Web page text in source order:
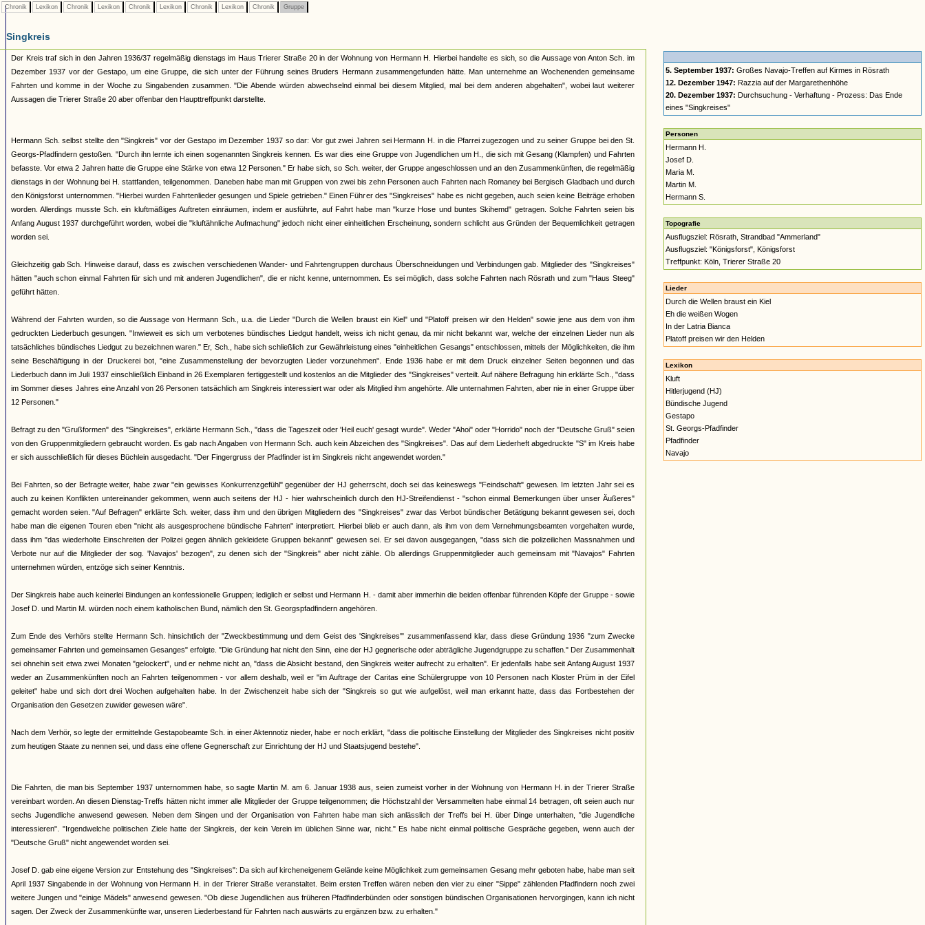
Chronik Lexikon Chronik Lexikon Chronik Lexikon Chronik Lexikon Chronik Gruppe
Singkreis
Der Kreis traf sich in den Jahren 1936/37 regelmäßig dienstags im Haus Trierer Straße 20 in der Wohnung von Hermann H. Hierbei handelte es sich, so die Aussage von Anton Sch. im
Dezember 1937 vor der Gestapo, um eine Gruppe, die sich unter der Führung seines Bruders Hermann zusammengefunden hätte. Man unternehme an Wochenenden gemeinsame
Fahrten und komme in der Woche zu Singabenden zusammen. "Die Abende würden abwechselnd einmal bei diesem Mitglied, mal bei dem anderen abgehalten", wobei laut weiterer
Aussagen die Trierer Straße 20 aber offenbar den Haupttreffpunkt darstellte.
Hermann Sch. selbst stellte den "Singkreis" vor der Gestapo im Dezember 1937 so dar: Vor gut zwei Jahren sei Hermann H. in die Pfarrei zugezogen und zu seiner Gruppe bei den St.
Georgs-Pfadfindern gestoßen. "Durch ihn lernte ich einen sogenannten Singkreis kennen. Es war dies eine Gruppe von Jugendlichen um H., die sich mit Gesang (Klampfen) und Fahrten
befasste. Vor etwa 2 Jahren hatte die Gruppe eine Stärke von etwa 12 Personen." Er habe sich, so Sch. weiter, der Gruppe angeschlossen und an den Zusammenkünften, die regelmäßig
dienstags in der Wohnung bei H. stattfanden, teilgenommen. Daneben habe man mit Gruppen von zwei bis zehn Personen auch Fahrten nach Romaney bei Bergisch Gladbach und durch
den Königsforst unternommen. "Hierbei wurden Fahrtenlieder gesungen und Spiele getrieben." Einen Führer des "Singkreises" habe es nicht gegeben, auch seien keine Beiträge erhoben
worden. Allerdings musste Sch. ein kluftmäßiges Auftreten einräumen, indem er ausführte, auf Fahrt habe man "kurze Hose und buntes Skihemd" getragen. Solche Fahrten seien bis
Anfang August 1937 durchgeführt worden, wobei die "kluftähnliche Aufmachung" jedoch nicht einer einheitlichen Erscheinung, sondern schlicht aus Gründen der Bequemlichkeit getragen
worden sei.
Gleichzeitig gab Sch. Hinweise darauf, dass es zwischen verschiedenen Wander- und Fahrtengruppen durchaus Überschneidungen und Verbindungen gab. Mitglieder des "Singkreises"
hätten "auch schon einmal Fahrten für sich und mit anderen Jugendlichen", die er nicht kenne, unternommen. Es sei möglich, dass solche Fahrten nach Rösrath und zum "Haus Steeg"
geführt hätten.
Während der Fahrten wurden, so die Aussage von Hermann Sch., u.a. die Lieder "Durch die Wellen braust ein Kiel" und "Platoff preisen wir den Helden" sowie jene aus dem von ihm
gedruckten Liederbuch gesungen. "Inwieweit es sich um verbotenes bündisches Liedgut handelt, weiss ich nicht genau, da mir nicht bekannt war, welche der einzelnen Lieder nun als
tatsächliches bündisches Liedgut zu bezeichnen waren." Er, Sch., habe sich schließlich zur Gewährleistung eines "einheitlichen Gesangs" entschlossen, mittels der Möglichkeiten, die ihm
seine Beschäftigung in der Druckerei bot, "eine Zusammenstellung der bevorzugten Lieder vorzunehmen". Ende 1936 habe er mit dem Druck einzelner Seiten begonnen und das
Liederbuch dann im Juli 1937 einschließlich Einband in 26 Exemplaren fertiggestellt und kostenlos an die Mitglieder des "Singkreises" verteilt. Auf nähere Befragung hin erklärte Sch., "dass
im Sommer dieses Jahres eine Anzahl von 26 Personen tatsächlich am Singkreis interessiert war oder als Mitglied ihm angehörte. Alle unternahmen Fahrten, aber nie in einer Gruppe über
12 Personen."
Befragt zu den "Grußformen" des "Singkreises", erklärte Hermann Sch., "dass die Tageszeit oder 'Heil euch' gesagt wurde". Weder "Ahoi" oder "Horrido" noch der "Deutsche Gruß" seien
von den Gruppenmitgliedern gebraucht worden. Es gab nach Angaben von Hermann Sch. auch kein Abzeichen des "Singkreises". Das auf dem Liederheft abgedruckte "S" im Kreis habe
er sich ausschließlich für dieses Büchlein ausgedacht. "Der Fingergruss der Pfadfinder ist im Singkreis nicht angewendet worden."
Bei Fahrten, so der Befragte weiter, habe zwar "ein gewisses Konkurrenzgefühl" gegenüber der HJ geherrscht, doch sei das keineswegs "Feindschaft" gewesen. Im letzten Jahr sei es
auch zu keinen Konflikten untereinander gekommen, wenn auch seitens der HJ - hier wahrscheinlich durch den HJ-Streifendienst - "schon einmal Bemerkungen über unser Äußeres"
gemacht worden seien. "Auf Befragen" erklärte Sch. weiter, dass ihm und den übrigen Mitgliedern des "Singkreises" zwar das Verbot bündischer Betätigung bekannt gewesen sei, doch
habe man die eigenen Touren eben "nicht als ausgesprochene bündische Fahrten" interpretiert. Hierbei blieb er auch dann, als ihm von dem Vernehmungsbeamten vorgehalten wurde,
dass ihm "das wiederholte Einschreiten der Polizei gegen ähnlich gekleidete Gruppen bekannt" gewesen sei. Er sei davon ausgegangen, "dass sich die polizeilichen Massnahmen und
Verbote nur auf die Mitglieder der sog. 'Navajos' bezogen", zu denen sich der "Singkreis" aber nicht zähle. Ob allerdings Gruppenmitglieder auch gemeinsam mit "Navajos" Fahrten
unternehmen würden, entzöge sich seiner Kenntnis.
Der Singkreis habe auch keinerlei Bindungen an konfessionelle Gruppen; lediglich er selbst und Hermann H. - damit aber immerhin die beiden offenbar führenden Köpfe der Gruppe - sowie
Josef D. und Martin M. würden noch einem katholischen Bund, nämlich den St. Georgspfadfindern angehören.
Zum Ende des Verhörs stellte Hermann Sch. hinsichtlich der "Zweckbestimmung und dem Geist des 'Singkreises'" zusammenfassend klar, dass diese Gründung 1936 "zum Zwecke
gemeinsamer Fahrten und gemeinsamen Gesanges" erfolgte. "Die Gründung hat nicht den Sinn, eine der HJ gegnerische oder abträgliche Jugendgruppe zu schaffen." Der Zusammenhalt
sei ohnehin seit etwa zwei Monaten "gelockert", und er nehme nicht an, "dass die Absicht bestand, den Singkreis weiter aufrecht zu erhalten". Er jedenfalls habe seit Anfang August 1937
weder an Zusammenkünften noch an Fahrten teilgenommen - vor allem deshalb, weil er "im Auftrage der Caritas eine Schülergruppe von 10 Personen nach Kloster Prüm in der Eifel
geleitet" habe und sich dort drei Wochen aufgehalten habe. In der Zwischenzeit habe sich der "Singkreis so gut wie aufgelöst, weil man erkannt hatte, dass das Fortbestehen der
Organisation den Gesetzen zuwider gewesen wäre".
Nach dem Verhör, so legte der ermittelnde Gestapobeamte Sch. in einer Aktennotiz nieder, habe er noch erklärt, "dass die politische Einstellung der Mitglieder des Singkreises nicht positiv
zum heutigen Staate zu nennen sei, und dass eine offene Gegnerschaft zur Einrichtung der HJ und Staatsjugend bestehe".
Die Fahrten, die man bis September 1937 unternommen habe, so sagte Martin M. am 6. Januar 1938 aus, seien zumeist vorher in der Wohnung von Hermann H. in der Trierer Straße
vereinbart worden. An diesen Dienstag-Treffs hätten nicht immer alle Mitglieder der Gruppe teilgenommen; die Höchstzahl der Versammelten habe einmal 14 betragen, oft seien auch nur
sechs Jugendliche anwesend gewesen. Neben dem Singen und der Organisation von Fahrten habe man sich anlässlich der Treffs bei H. über Dinge unterhalten, "die Jugendliche
interessieren". "Irgendwelche politischen Ziele hatte der Singkreis, der kein Verein im üblichen Sinne war, nicht." Es habe nicht einmal politische Gespräche gegeben, wenn auch der
"Deutsche Gruß" nicht angewendet worden sei.
Josef D. gab eine eigene Version zur Entstehung des "Singkreises": Da sich auf kircheneigenem Gelände keine Möglichkeit zum gemeinsamen Gesang mehr geboten habe, habe man seit
April 1937 Singabende in der Wohnung von Hermann H. in der Trierer Straße veranstaltet. Beim ersten Treffen wären neben den vier zu einer "Sippe" zählenden Pfadfindern noch zwei
weitere Jungen und "einige Mädels" anwesend gewesen. "Ob diese Jugendlichen aus früheren Pfadfinderbünden oder sonstigen bündischen Organisationen hervorgingen, kann ich nicht
sagen. Der Zweck der Zusammenkünfte war, unseren Liederbestand für Fahrten nach auswärts zu ergänzen bzw. zu erhalten."
5. September 1937: Großes Navajo-Treffen auf Kirmes in Rösrath
12. Dezember 1947: Razzia auf der Margarethenhöhe
20. Dezember 1937: Durchsuchung - Verhaftung - Prozess: Das Ende
eines "Singkreises"
Personen
Hermann H.
Josef D.
Maria M.
Martin M.
Hermann S.
Topografie
Ausflugsziel: Rösrath, Strandbad "Ammerland"
Ausflugsziel: "Königsforst", Königsforst
Treffpunkt: Köln, Trierer Straße 20
Lieder
Durch die Wellen braust ein Kiel
Eh die weißen Wogen
In der Latria Bianca
Platoff preisen wir den Helden
Lexikon
Kluft
Hitlerjugend (HJ)
Bündische Jugend
Gestapo
St. Georgs-Pfadfinder
Pfadfinder
Navajo